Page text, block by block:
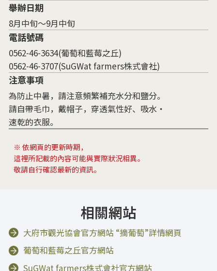
舉辦日期
8月中旬～9月中旬
電話號碼
0562-46-3634(葡萄和藍莓之丘)
0562-46-3707(SuGWat farmers株式會社)
注意事項
為防止中暑，請注意頻繁補充水分和鹽分。
請自帶毛巾，戴帽子，穿透氣性好、吸水・
速乾的衣服。
※ 依網頁的更新時期，
這裡所記載的內容可能與實際狀況相異。
敬請自行確認最新的資訊。
相關網站
大府市觀光協會官方網站 “摘葡萄”詳情網頁
葡萄和藍莓之丘官方網站
SuGWat farmers株式會社官方網站